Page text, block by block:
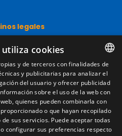
legales
de privacidad
de cookies
de venta
cookies
S/N. Apdo 100
SPANISH
ENGLISH
FRENCH
ITALIAN
utiliza cookies
y de terceros con finalidades de
y publicitarias para analizar el
del usuario y ofrecer publicidad
sobre el uso de la web con
quienes pueden combinarla con
o que hayan recopilado
sus servicios. Puede aceptar todas
configurar sus preferencias respecto